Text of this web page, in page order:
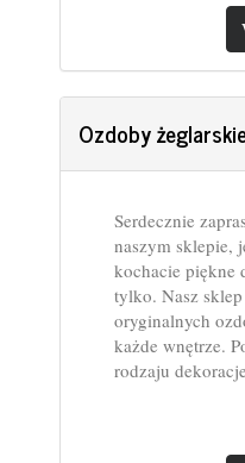
Ozdoby
Serdecznie
naszym sklepie,
kochacie piękne
tylko. Nasz sklep
oryginalnych
każde wnętrze.
rodzaju